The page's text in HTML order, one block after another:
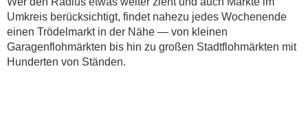
Umkreis berücksichtigt, findet nahezu jedes Wochenende
einen Trödelmarkt in der Nähe — von kleinen
Garagenflohmärkten bis hin zu großen Stadtflohmärkten mit
Hunderten von Ständen.